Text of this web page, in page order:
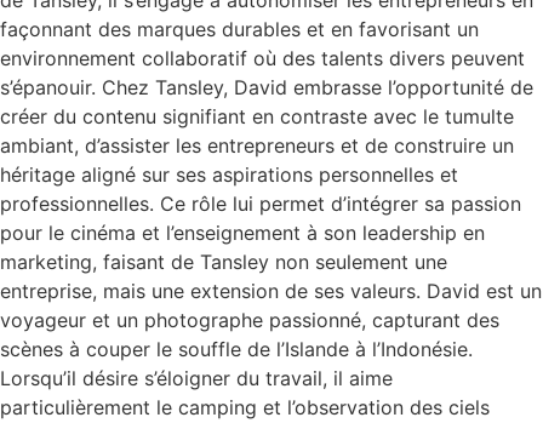
façonnant des marques durables et en favorisant un
environnement collaboratif où des talents divers peuvent
s’épanouir. Chez Tansley, David embrasse l’opportunité de
créer du contenu signifiant en contraste avec le tumulte
ambiant, d’assister les entrepreneurs et de construire un
héritage aligné sur ses aspirations personnelles et
professionnelles. Ce rôle lui permet d’intégrer sa passion
pour le cinéma et l’enseignement à son leadership en
marketing, faisant de Tansley non seulement une
entreprise, mais une extension de ses valeurs. David est un
voyageur et un photographe passionné, capturant des
scènes à couper le souffle de l’Islande à l’Indonésie.
Lorsqu’il désire s’éloigner du travail, il aime
particulièrement le camping et l’observation des ciels